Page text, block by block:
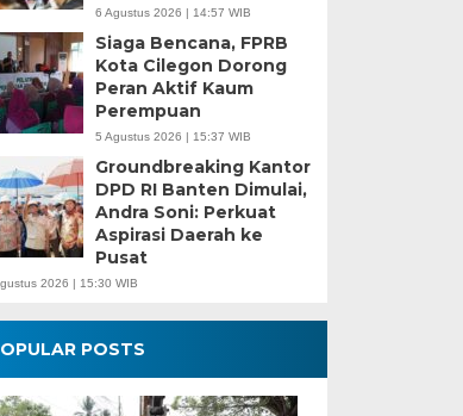
6 Agustus 2026 | 14:57 WIB
Siaga Bencana, FPRB
Kota Cilegon Dorong
Peran Aktif Kaum
Perempuan
5 Agustus 2026 | 15:37 WIB
Groundbreaking Kantor
DPD RI Banten Dimulai,
Andra Soni: Perkuat
Aspirasi Daerah ke
Pusat
2026 | 15:30 WIB
POSTS